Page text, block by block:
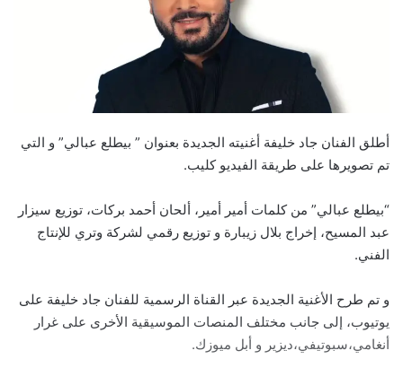
أطلق الفنان جاد خليفة أغنيته الجديدة بعنوان ” بيطلع عبالي” و التي
تم تصويرها على طريقة الفيديو كليب.
“بيطلع عبالي” من كلمات أمير أمير، ألحان أحمد بركات، توزيع سيزار
عبد المسيح، إخراج بلال زيبارة و توزيع رقمي لشركة وتري للإنتاج
الفني.
و تم طرح الأغنية الجديدة عبر القناة الرسمية للفنان جاد خليفة على
يوتيوب، إلى جانب مختلف المنصات الموسيقية الأخرى على غرار
أنغامي،سبوتيفي،ديزير و أبل ميوزك.